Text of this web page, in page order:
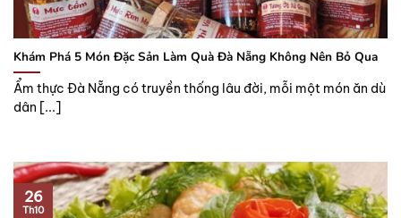
Khám Phá 5 Món Đặc Sản Làm Quà Đà Nẵng Không Nên Bỏ Qua
Ẩm thực Đà Nẵng có truyền thống lâu đời, mỗi một món ăn dù
dân [...]
26
Th10